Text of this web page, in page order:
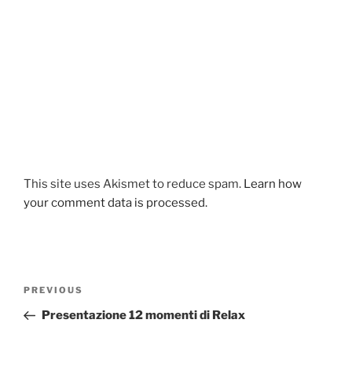
This site uses Akismet to reduce spam. Learn how
your comment data is processed.
Previous
Post
PREVIOUS
Presentazione 12 momenti di Relax